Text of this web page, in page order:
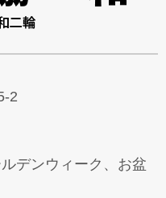
2
デンウィーク、お盆